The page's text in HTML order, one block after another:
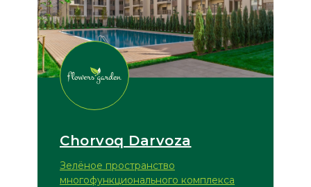
Chorvoq Darvoza
Зелёное пространство
многофункционального комплекса